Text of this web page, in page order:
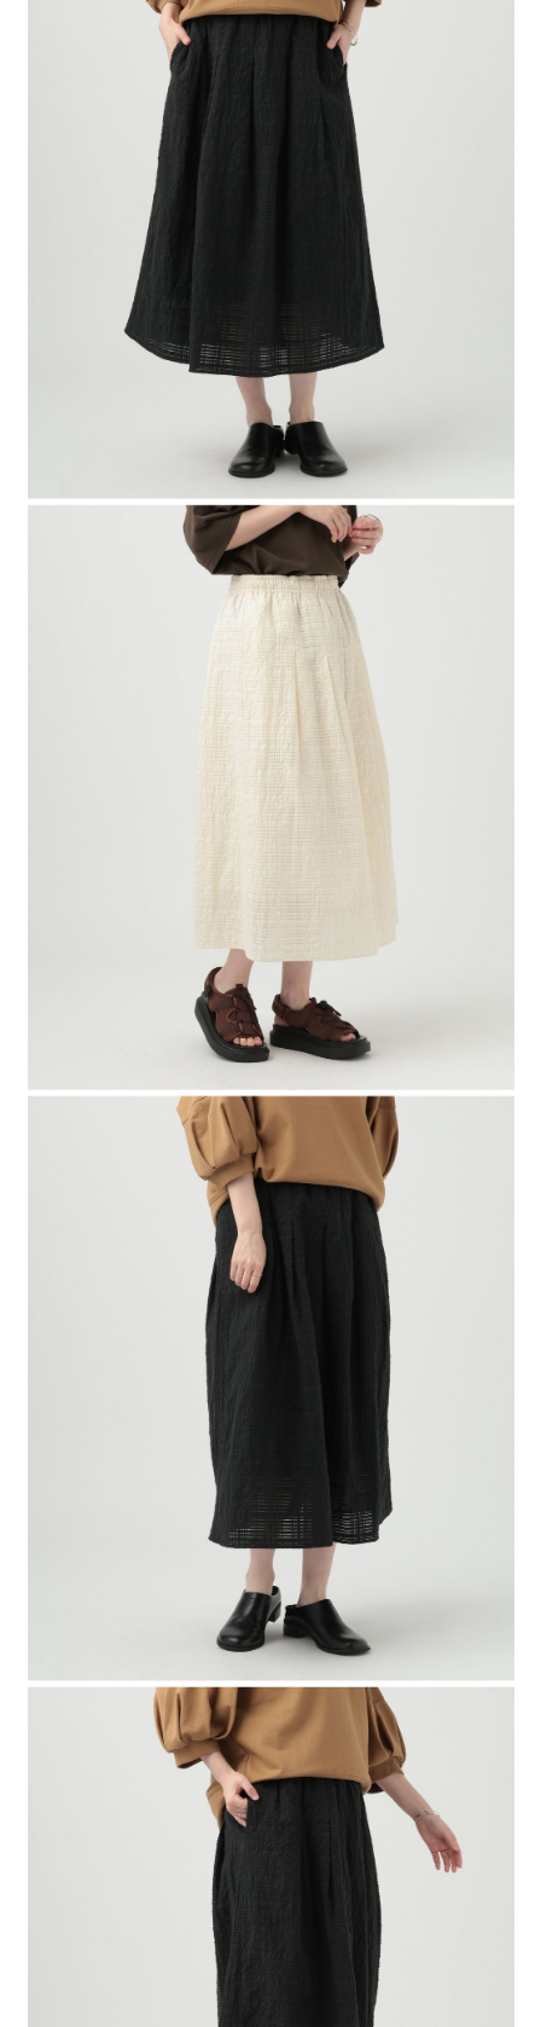
帳／街口支付／iPASS MONEY」等通路繳費。
1.本服務係由「台灣大哥大股份有限公司」（以下簡稱本公司）所提供，讓
用戶於交易時，得透過本服務購買商品或服務，並由商店將買賣／分期付款
買賣價金債權讓與本公司後，依約使用本公司帳單繳交帳款。
2.基於同意付款使用「大哥付你分期」之契約關係目的，商店將以您的個人
資料（包含姓名、電話或地址）提供予台灣大哥大進項蒐集、處理及利用，
由本公司與您本人進行分期帳單所需資料之確認、核對及更正。
3.完整用戶服務條款，請詳閱以下連結：
https://oppay.tw/userRule
２．訂單成立數日內，您將收到繳費通知簡訊。
３．收到繳費通知簡訊後14天內，點擊此簡訊中的連結，可透過四大超商／
ATM／網路銀行／等多元方式進行付款，方視為交易完成。
※ 請注意：結帳手續完成當下不需立刻繳費，但若您需要取消訂單，請聯絡
購買商品的店家。未經商家同意取消之訂單仍視為有效，需透過AFTEE先享
※ 交易是否成功請以「AFTEE先享後付 」之結帳頁面顯示為準，若有關於
是否繳費成功／繳費後需取消欲退款等相關疑問，請聯繫「AFTEE先享後付
https://netprotections.freshdesk.com/support/home
１．透過由恩沛科技股份有限公司提供之「AFTEE先享後付」服務完成之交
易，需依本服務之必要範圍內提供個人資料，並將交易相關給付款項請求債
權轉讓予恩沛科技股份有限公司。
２．關於個人資料處理事宜，請瀏覽以下網址：
https://aftee.tw/terms/#terms3
３．未成年的使用者請事先徵得法定代理人或監護人之同意方可使用
「AFTEE先享後付」，若未經同意申辦者引起之損失，本公司不負相關責
４．使用「AFTEE先享後付」時，將依據個別帳號之用戶狀況，依本公司即
時審查核予不同之上限額度；若仍有額度不足之情形，本公司將視審查結果
５．嚴禁一人註冊多個帳號或使用他人資訊註冊。若發現惡意使用之情形，
恩沛科技股份有限公司將有權停止該用戶之使用額度並採取法律行動。
每筆NT$80，滿NT$1,500(含以上)免運費
每筆NT$80，滿NT$1,500(含以上)免運費
每筆NT$80，滿NT$1,500(含以上)免運費